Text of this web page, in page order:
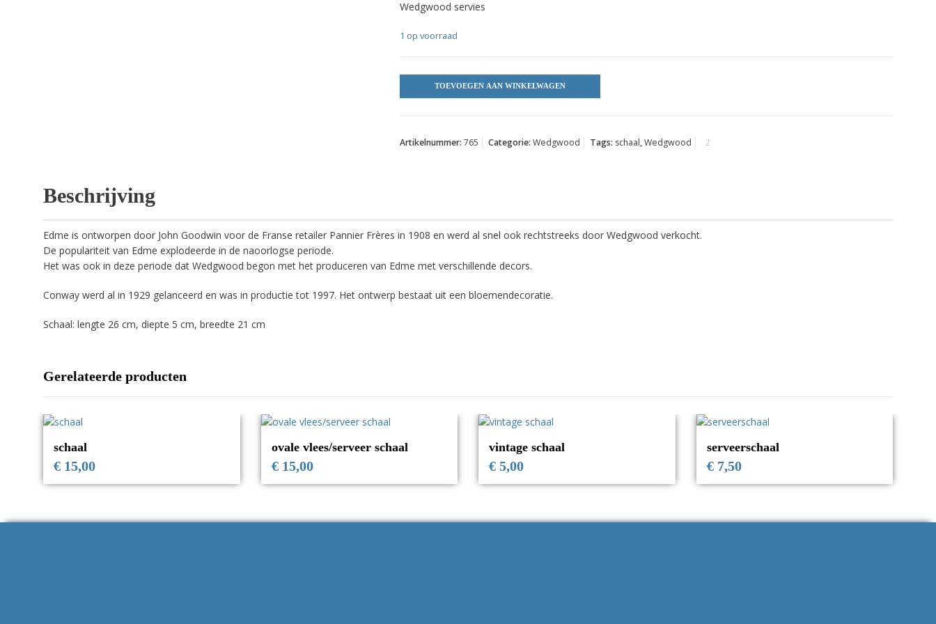
Wedgwood servies
1 op voorraad
TOEVOEGEN AAN WINKELWAGEN
Artikelnummer:765 Categorie:Wedgwood Tags: schaal,Wedgwood
Beschrijving
Edme is ontworpen door John Goodwin voor de Franse retailer Pannier Frères in 1908 en werd al snel ook rechtstreeks door Wedgwood verkocht.
De populariteit van Edme explodeerde in de naoorlogse periode.
Het was ook in deze periode dat Wedgwood begon met het produceren van Edme met verschillende decors.
Conway werd al in 1929 gelanceerd en was in productie tot 1997. Het ontwerp bestaat uit een bloemendecoratie.
Schaal: lengte 26 cm, diepte 5 cm, breedte 21 cm
Gerelateerde producten
schaal
€ 15,00
ovale vlees/serveer schaal
€15,00
vintage schaal
€ 5,00
serveerschaal
€7,50